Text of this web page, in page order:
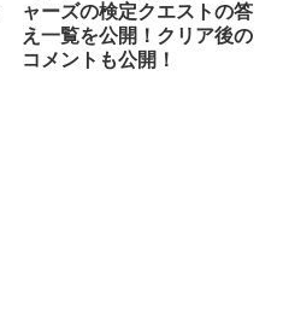
ャーズの検定クエストの答
え一覧を公開！クリア後の
コメントも公開！